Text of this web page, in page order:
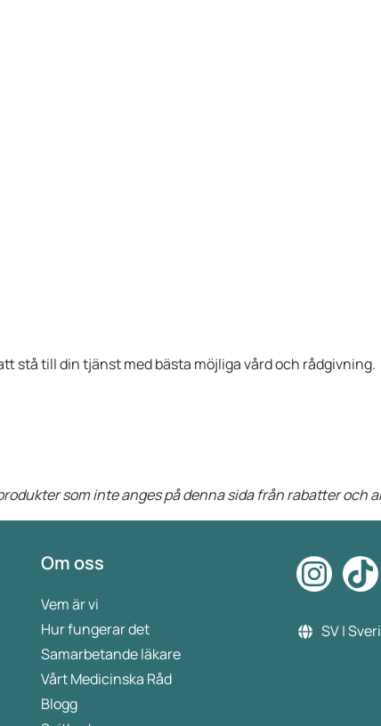
stå till din tjänst med bästa möjliga vård och rådgivning.
som inte anges på denna sida från rabatter och
Om oss
Vem är vi
Hur fungerar det
Samarbetande läkare
Vårt Medicinska Råd
Blogg
SV |